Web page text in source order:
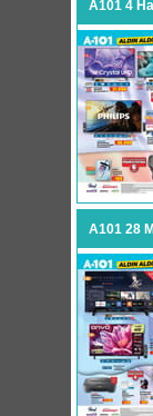
A101 4
A101 28